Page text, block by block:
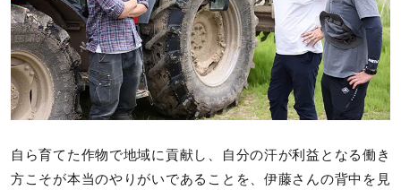
自ら育てた作物で地域に貢献し、自分の汗が利益となる働き
方こそが本当のやりがいであることを、伊藤さんの背中を見